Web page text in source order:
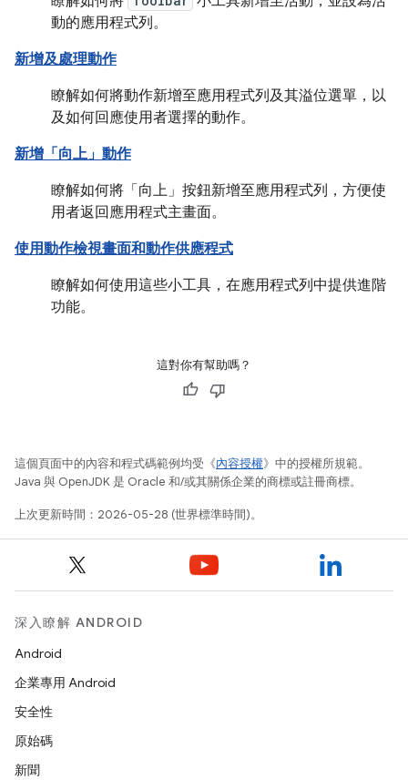
動的應用程式列。
新增及處理動作
瞭解如何將動作新增至應用程式列及其溢位選單，以
及如何回應使用者選擇的動作。
新增「向上」動作
瞭解如何將「向上」 按鈕新增至應用程式列，方便使
用者返回應用程式主畫面。
使用動作檢視畫面和動作供應程式
瞭解如何使用這些小工具，在應用程式列中提供進階
功能。
這對你有幫助嗎？
這個頁面中的內容和程式碼範例均受《內容授權》中的授權所規範。
Java 與 OpenJDK 是 Oracle 和/或其關係企業的商標或註冊商標。
上次更新時間：2026-05-28 (世界標準時間)。
深入瞭解 ANDROID
Android
企業專用 Android
安全性
原始碼
新聞